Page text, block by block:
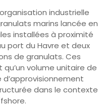
industrielle
marins lancée en
installées à proximité
port du Havre et deux
de granulats. Ces
volume unitaire de
dans le contexte